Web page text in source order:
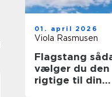
01. april 2026
Viola Rasmusen
Flagstang sådan
vælger du den
rigtige til din